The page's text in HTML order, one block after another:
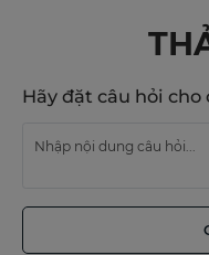
Hãy đặt câu hỏi